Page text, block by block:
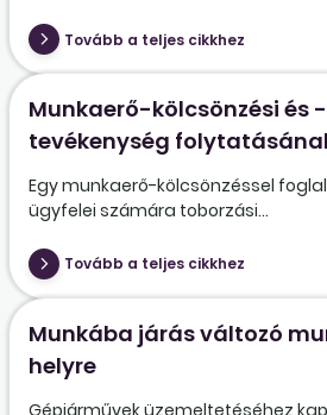
Tovább a teljes cikkhez
Munkaerő-kölcsönzési és
tevékenység
Egy munkaerő-kölcsönzéssel
ügyfelei számára toborzási...
Tovább a teljes cikkhez
Munkába járás változó
helyre
Gépjárművek üzemeltetéséhez